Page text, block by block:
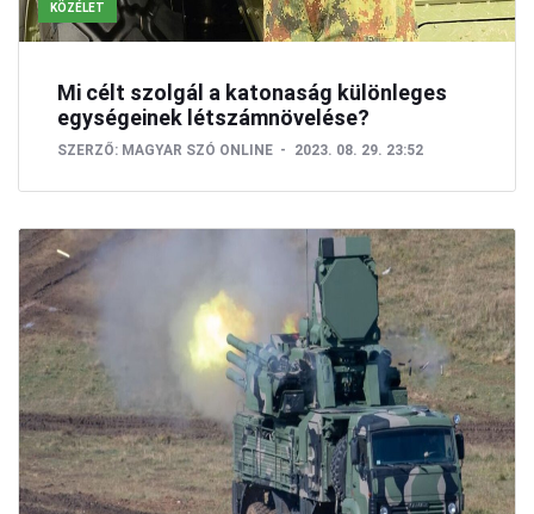
KÖZÉLET
Mi célt szolgál a katonaság különleges
egységeinek létszámnövelése?
SZERZŐ: MAGYAR SZÓ ONLINE 2023. 08. 29. 23:52